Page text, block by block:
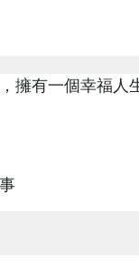
擁有一個幸福人